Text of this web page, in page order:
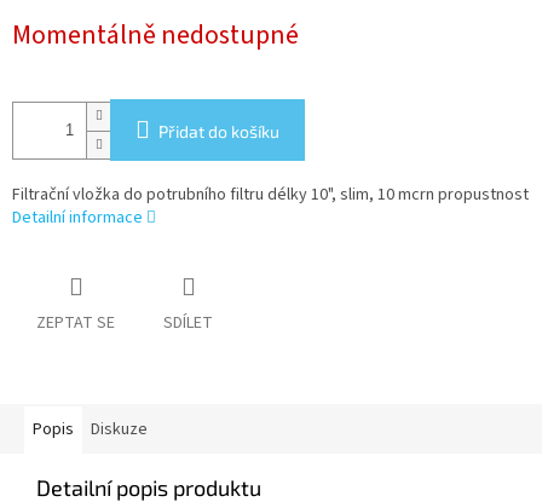
cena:
Momentálně nedostupné
Přidat do košíku
Filtrační vložka do potrubního filtru délky 10", slim, 10 mcrn propustnost
Detailní informace
ZEPTAT SE SDÍLET
Popis Diskuze
Detailní popis produktu